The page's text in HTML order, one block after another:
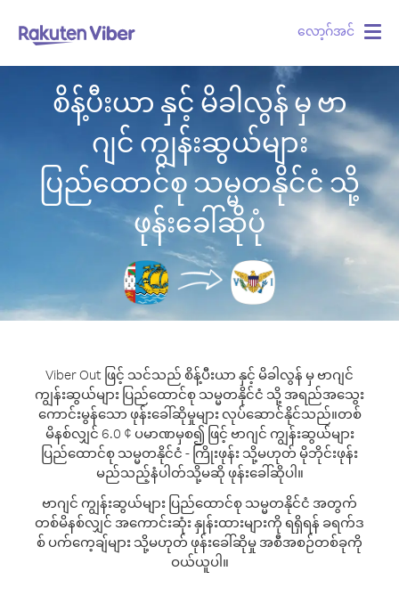
လော့ဂ်အင်
စိန့်ပီးယာ နှင့် မိခါလွန် မှ ဗာ
ဂျင် ကျွန်းဆွယ်များ
ပြည်ထောင်စု သမ္မတနိုင်ငံ သို့
ဖုန်းခေါ်ဆိုပုံ
Viber Out ဖြင့် သင်သည် စိန့်ပီးယာ နှင့် မိခါလွန် မှ ဗာဂျင်
ကျွန်းဆွယ်များ ပြည်ထောင်စု သမ္မတနိုင်ငံ သို့ အရည်အသွေး
ကောင်းမွန်သော ဖုန်းခေါ်ဆိုမှုများ လုပ်ဆောင်နိုင်သည်။တစ်
မိနစ်လျှင် 6.0 ¢ ပမာဏမှစ၍ ဖြင့် ဗာဂျင် ကျွန်းဆွယ်များ
ပြည်ထောင်စု သမ္မတနိုင်ငံ - ကြိုးဖုန်း သို့မဟုတ် မိုဘိုင်းဖုန်း
မည်သည့်နံပါတ်သို့မဆို ဖုန်းခေါ်ဆိုပါ။
ဗာဂျင် ကျွန်းဆွယ်များ ပြည်ထောင်စု သမ္မတနိုင်ငံ အတွက်
တစ်မိနစ်လျှင် အကောင်းဆုံး နှုန်းထားများကို ရရှိရန် ခရက်ဒ
စ် ပက်ကေ့ချ်များ သို့မဟုတ် ဖုန်းခေါ်ဆိုမှု အစီအစဉ်တစ်ခုကို
ဝယ်ယူပါ။